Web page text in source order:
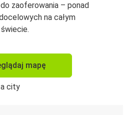
zaoferowania – ponad
na całym
świecie.
mapę